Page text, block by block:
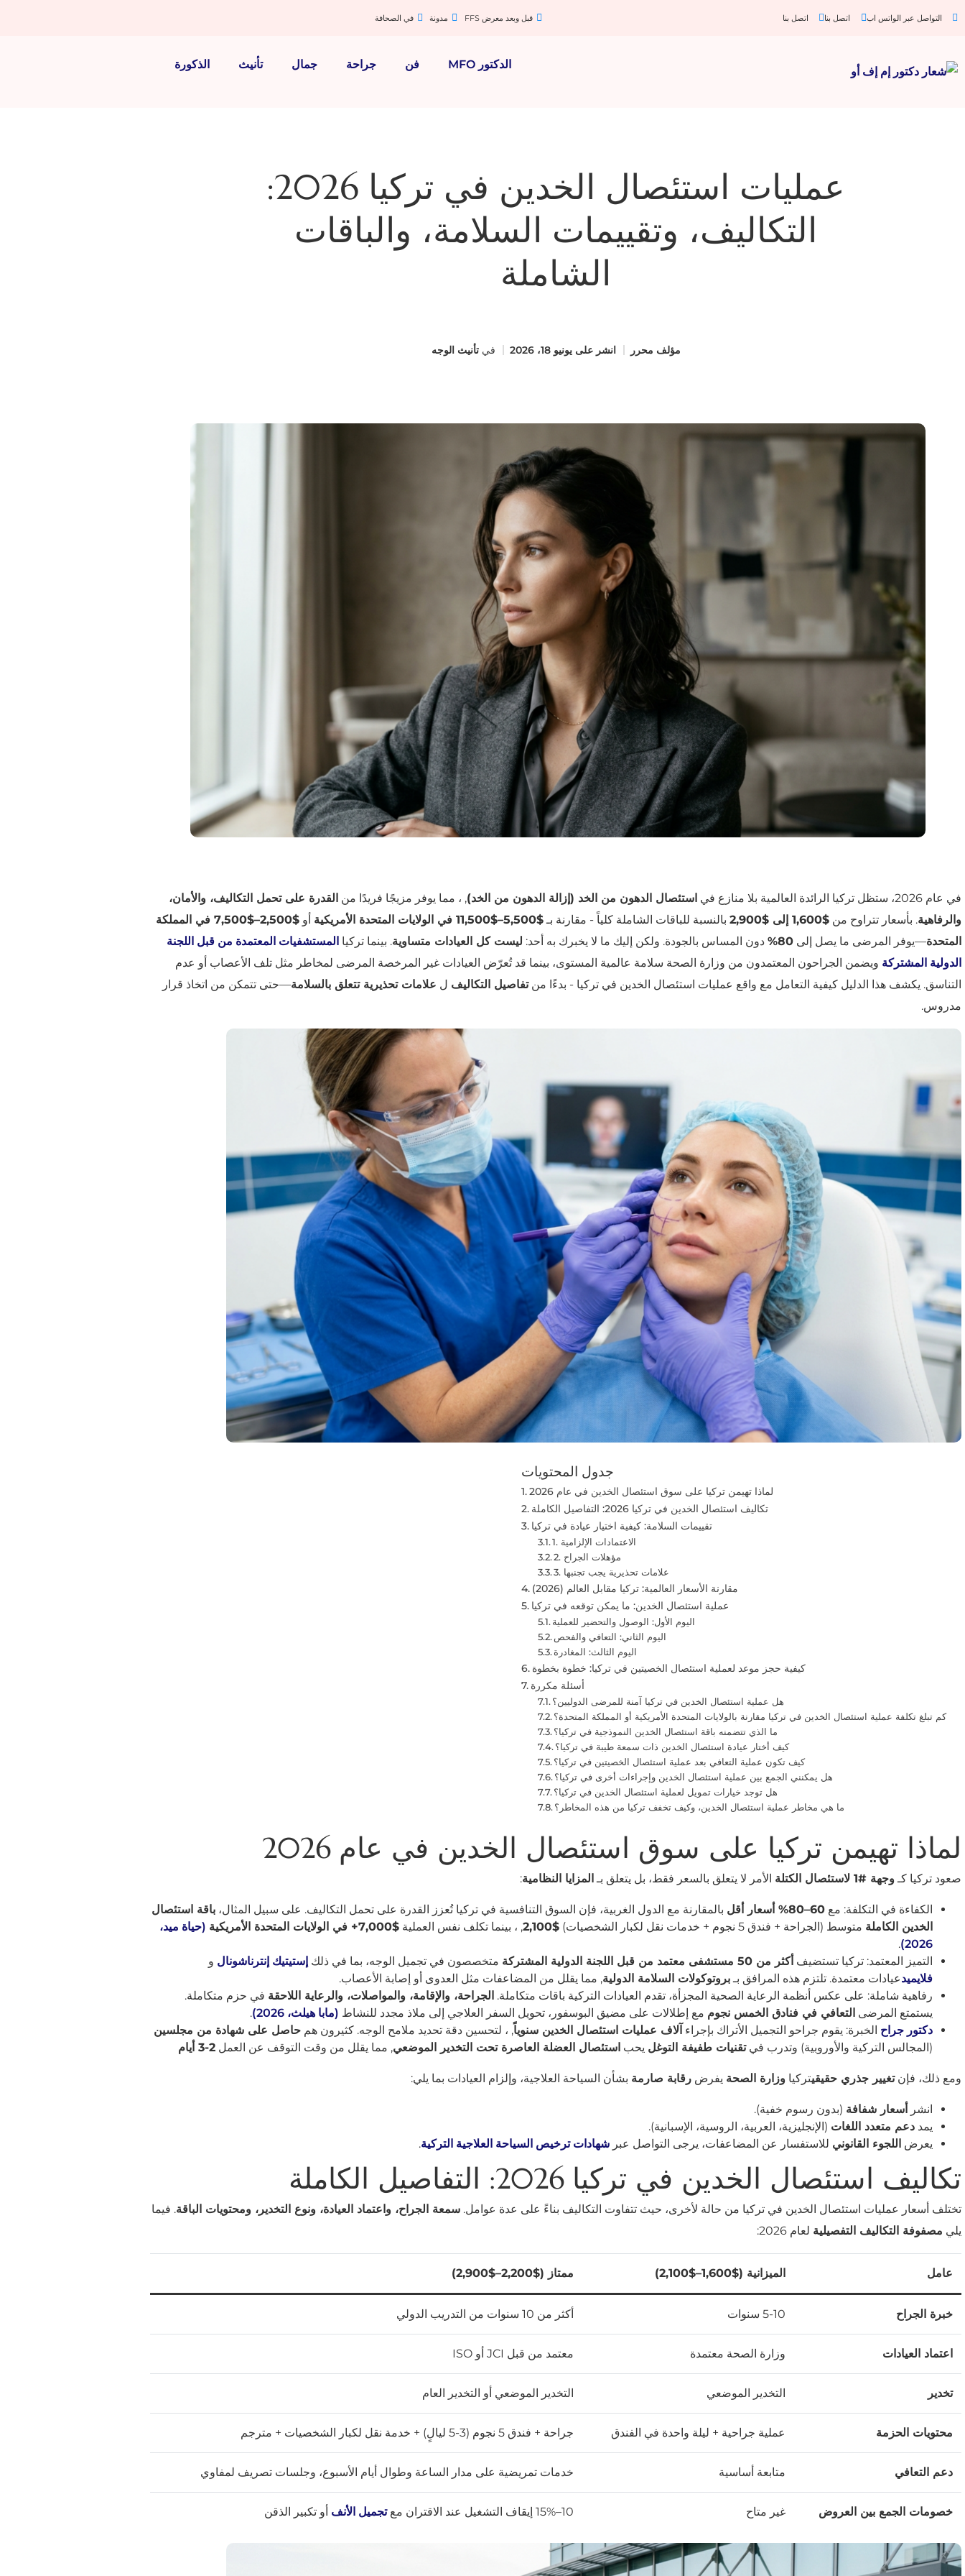
التواصل عبر الواتس اب اتصل بنا اتصل بنا قبل وبعد معرض FFS مدونة في الصحافة
الدكتور MFO فن جراحة جمال تأنيث الذكورة
عمليات استئصال الخدين في تركيا 2026:
التكاليف، وتقييمات السلامة، والباقات
الشاملة
مؤلف محرر انشر على يونيو 18، 2026 في تأنيث الوجه
في عام 2026، ستظل تركيا الرائدة العالمية بلا منازع في استئصال الدهون من الخد (إزالة الدهون من الخد), ، مما يوفر مزيجًا فريدًا من القدرة على تحمل التكاليف، والأمان،
والرفاهية. بأسعار تتراوح من $1,600 إلى $2,900 بالنسبة للباقات الشاملة كلياً - مقارنة بـ$5,500–$11,500 في الولايات المتحدة الأمريكية أو
$2,500–$7,500 في المملكة
المتحدة—يوفر المرضى ما يصل إلى 80% دون المساس بالجودة. ولكن إليك ما لا يخبرك به أحد: ليست كل العيادات متساوية. بينما تركيا المستشفيات المعتمدة من قبل اللجنة
الدولية المشتركة ويضمن الجراحون المعتمدون من وزارة الصحة سلامة عالمية المستوى، بينما قد تُعرّض العيادات غير المرخصة المرضى لمخاطر مثل تلف الأعصاب أو عدم
التناسق. يكشف هذا الدليل كيفية التعامل مع واقع عمليات استئصال الخدين في تركيا - بدءًا منتفاصيل التكاليف ل علامات تحذيرية تتعلق بالسلامة—حتى تتمكن من اتخاذ قرار
مدروس.
جدول المحتويات
لماذا تهيمن تركيا على سوق استئصال الخدين في عام 2026
تكاليف استئصال الخدين في تركيا 2026: التفاصيل الكاملة
تقييمات السلامة: كيفية اختيار عيادة في تركيا
1. الاعتمادات الإلزامية
2. مؤهلات الجراح
3. علامات تحذيرية يجب تجنبها
مقارنة الأسعار العالمية: تركيا مقابل العالم (2026)
عملية استئصال الخدين: ما يمكن توقعه في تركيا
اليوم الأول: الوصول والتحضير للعملية
اليوم الثاني: التعافي والفحص
اليوم الثالث: المغادرة
كيفية حجز موعد لعملية استئصال الخصيتين في تركيا: خطوة بخطوة
أسئلة مكررة
هل عملية استئصال الخدين في تركيا آمنة للمرضى الدوليين؟
كم تبلغ تكلفة عملية استئصال الخدين في تركيا مقارنة بالولايات المتحدة الأمريكية أو المملكة المتحدة؟
ما الذي تتضمنه باقة استئصال الخدين النموذجية في تركيا؟
كيف أختار عيادة استئصال الخدين ذات سمعة طيبة في تركيا؟
كيف تكون عملية التعافي بعد عملية استئصال الخصيتين في تركيا؟
هل يمكنني الجمع بين عملية استئصال الخدين وإجراءات أخرى في تركيا؟
هل توجد خيارات تمويل لعملية استئصال الخدين في تركيا؟
ما هي مخاطر عملية استئصال الخدين، وكيف تخفف تركيا من هذه المخاطر؟
لماذا تهيمن تركيا على سوق استئصال الخدين في عام 2026
صعود تركيا كـوجهة #1 لاستئصال الكتلة الأمر لا يتعلق بالسعر فقط، بل يتعلق بـالمزايا النظامية:
الكفاءة في التكلفة: مع 60–80% أسعار أقل بالمقارنة مع الدول الغربية، فإن السوق التنافسية في تركيا تُعزز القدرة على تحمل التكاليف. على سبيل المثال، باقة استئصال
الخدين الكاملة متوسط (الجراحة + فندق 5 نجوم + خدمات نقل لكبار الشخصيات) $2,100 , ، بينما تكلف نفس العملية $7,000+ في الولايات المتحدة الأمريكية
(حياة ميد،
2026)
.
التميز المعتمد: تركيا تستضيف أكثر من 50 مستشفى معتمد من قبل اللجنة الدولية المشتركة متخصصون في تجميل الوجه، بما في ذلك إستيتيك إنترناشونال و
فلايميدعيادات معتمدة. تلتزم هذه المرافق بـبروتوكولات السلامة الدولية, مما يقلل من المضاعفات مثل العدوى أو إصابة الأعصاب.
رفاهية شاملة: على عكس أنظمة الرعاية الصحية المجزأة، تقدم العيادات التركية باقات متكاملة. الجراحة، والإقامة، والمواصلات، والرعاية اللاحقة في حزم متكاملة.
يستمتع المرضى التعافي في فنادق الخمس نجوم مع إطلالات على مضيق البوسفور، تحويل السفر العلاجي إلى ملاذ مجدد للنشاط (مابا هيلث، 2026)
.
دكتور جراح الخبرة: يقوم جراحو التجميل الأتراك بإجراء آلاف عمليات استئصال الخدين سنوياً, ، لتحسين دقة تحديد ملامح الوجه. كثيرون هم حاصل على شهادة من مجلسين
(المجالس التركية والأوروبية) وتدرب فيتقنيات طفيفة التوغل يحب استئصال العضلة العاصرة تحت التخدير الموضعي, مما يقلل من وقت التوقف عن العمل 2-3 أيام
ومع ذلك، فإنتغيير جذري حقيقيتركيا وزارة الصحة يفرض رقابة صارمة بشأن السياحة العلاجية، وإلزام العيادات بما يلي:
انشر أسعار شفافة (بدون رسوم خفية).
يمد دعم متعدد اللغات (الإنجليزية، العربية، الروسية، الإسبانية).
يعرض اللجوء القانوني للاستفسار عن المضاعفات، يرجى التواصل عبر شهادات ترخيص السياحة العلاجية التركية.
تكاليف استئصال الخدين في تركيا 2026: التفاصيل الكاملة
تختلف أسعار عمليات استئصال الخدين في تركيا من حالة لأخرى، حيث تتفاوت التكاليف بناءً على عدة عوامل. سمعة الجراح، واعتماد العيادة، ونوع التخدير، ومحتويات الباقة. فيما
يلي مصفوفة التكاليف التفصيلية لعام 2026:
عامل الميزانية ($1,600–$2,100) ممتاز ($2,200–$2,900)
خبرة الجراح 5-10 سنوات أكثر من 10 سنوات من التدريب الدولي
اعتماد العيادات وزارة الصحة معتمدة معتمد من قبل JCI أو ISO
تخدير التخدير الموضعي التخدير الموضعي أو التخدير العام
محتويات الحزمة عملية جراحية + ليلة واحدة في الفندق جراحة + فندق 5 نجوم (3-5 ليالٍ) + خدمة نقل لكبار الشخصيات + مترجم
دعم التعافي متابعة أساسية خدمات تمريضية على مدار الساعة وطوال أيام الأسبوع، وجلسات تصريف لمفاوي
خصومات الجمع بين العروض غير متاح 10–15% إيقاف التشغيل عند الاقتران مع تجميل الأنف أو تكبير الذقن